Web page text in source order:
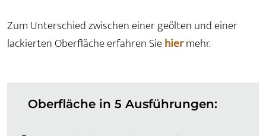
Zum Unterschied zwischen einer geölten und einer
lackierten Oberfläche erfahren Siehiermehr.
Oberfläche in 5 Ausführungen: